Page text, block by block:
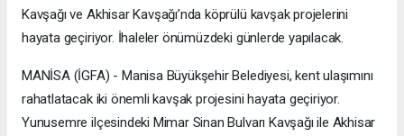
Kavşağı ve Akhisar Kavşağı’nda köprülü kavşak projelerini
hayata geçiriyor. İhaleler önümüzdeki günlerde yapılacak.
MANİSA (İGFA) - Manisa Büyükşehir Belediyesi, kent ulaşımını
rahatlatacak iki önemli kavşak projesini hayata geçiriyor.
Yunusemre ilçesindeki Mimar Sinan Bulvarı Kavşağı ile Akhisar